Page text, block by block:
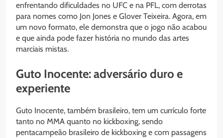
enfrentando dificuldades no UFC e na PFL, com derrotas
para nomes como Jon Jones e Glover Teixeira. Agora, em
um novo formato, ele demonstra que o jogo não acabou
e que ainda pode fazer história no mundo das artes
marciais mistas.
Guto Inocente: adversário duro e
experiente
Guto Inocente, também brasileiro, tem um currículo forte
tanto no MMA quanto no kickboxing, sendo
pentacampeão brasileiro de kickboxing e com passagens